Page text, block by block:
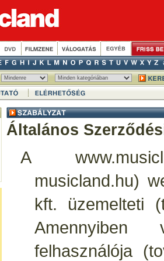
Általános
A
musicland.hu)
kft. üzemelteti
felhasználója